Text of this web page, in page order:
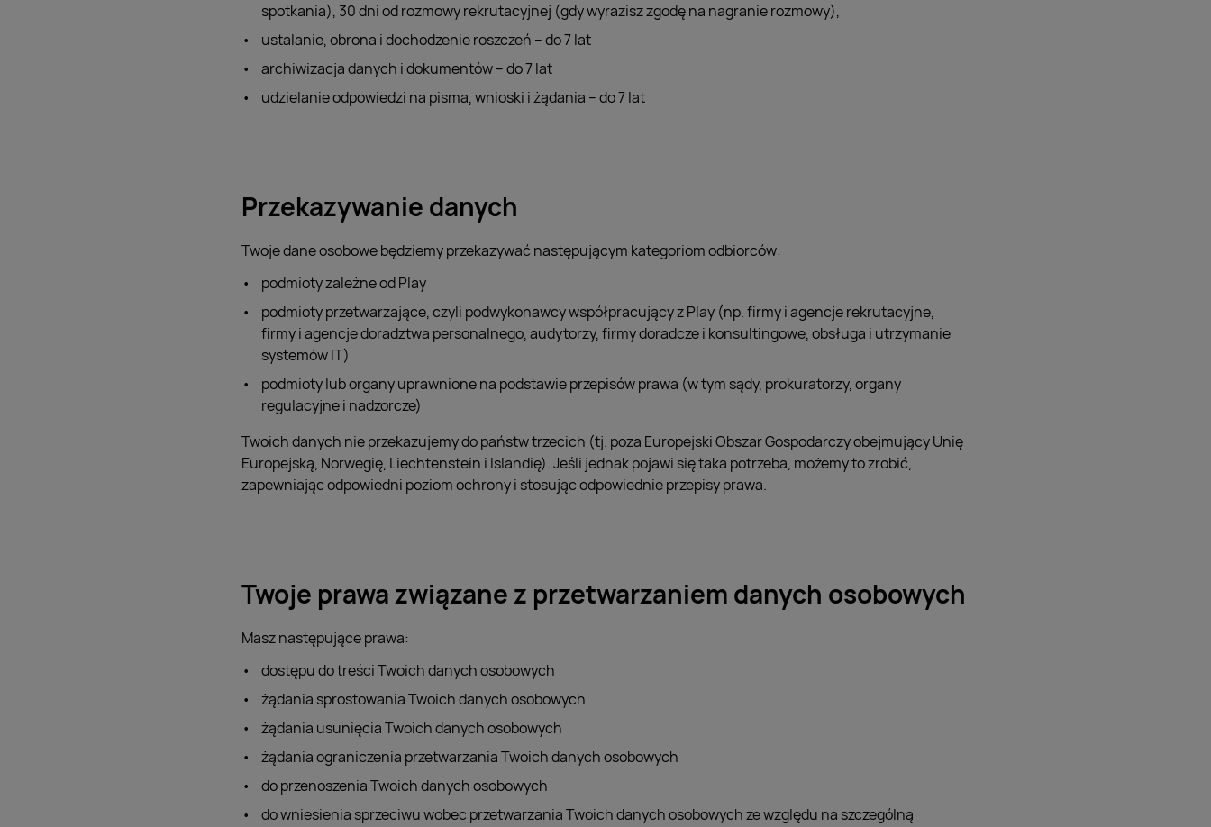
spotkania), 30 dni od rozmowy rekrutacyjnej (gdy wyrazisz zgodę na nagranie rozmowy),
ustalanie, obrona i dochodzenie roszczeń – do 7 lat
archiwizacja danych i dokumentów – do 7 lat
udzielanie odpowiedzi na pisma, wnioski i żądania – do 7 lat
Przekazywanie danych
Twoje dane osobowe będziemy przekazywać następującym kategoriom odbiorców:
podmioty zależne od Play
podmioty przetwarzające, czyli podwykonawcy współpracujący z Play (np. firmy i agencje rekrutacyjne,
firmy i agencje doradztwa personalnego, audytorzy, firmy doradcze i konsultingowe, obsługa i utrzymanie
systemów IT)
podmioty lub organy uprawnione na podstawie przepisów prawa (w tym sądy, prokuratorzy, organy
regulacyjne i nadzorcze)
Twoich danych nie przekazujemy do państw trzecich (tj. poza Europejski Obszar Gospodarczy obejmujący Unię
Europejską, Norwegię, Liechtenstein i Islandię). Jeśli jednak pojawi się taka potrzeba, możemy to zrobić,
zapewniając odpowiedni poziom ochrony i stosując odpowiednie przepisy prawa.
Twoje prawa związane z przetwarzaniem danych osobowych
Masz następujące prawa:
dostępu do treści Twoich danych osobowych
żądania sprostowania Twoich danych osobowych
żądania usunięcia Twoich danych osobowych
żądania ograniczenia przetwarzania Twoich danych osobowych
do przenoszenia Twoich danych osobowych
do wniesienia sprzeciwu wobec przetwarzania Twoich danych osobowych ze względu na szczególną